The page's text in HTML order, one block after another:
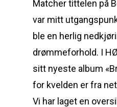
Matcher tittelen på
var mitt
ble en herlig
drømmeforhold. I
sitt nyeste album
for kvelden er fra
Vi har laget en